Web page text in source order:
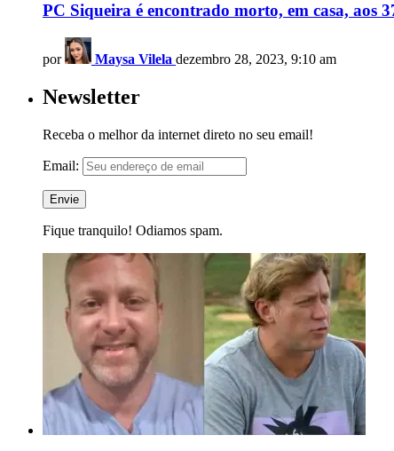
PC Siqueira é encontrado morto, em casa, aos
por Maysa Vilela dezembro 28, 2023, 9:10 am
Newsletter
Receba o melhor da internet direto no seu email!
Email:
Fique tranquilo! Odiamos spam.